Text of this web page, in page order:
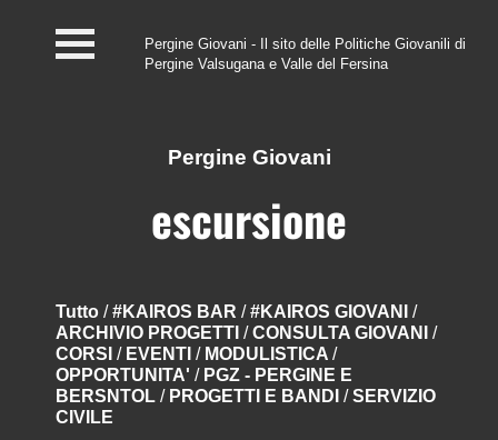
#InfoPoint
Eventi e News
Contatti
Pergine Giovani - Il sito delle Politiche Giovanili di
Pergine Valsugana e Valle del Fersina
Pergine Giovani
escursione
Tutto /#KAIROS BAR /#KAIROS GIOVANI /
ARCHIVIO PROGETTI /CONSULTA GIOVANI /
CORSI / EVENTI / MODULISTICA /
OPPORTUNITA' / PGZ - PERGINE E
BERSNTOL / PROGETTI E BANDI /SERVIZIO
CIVILE